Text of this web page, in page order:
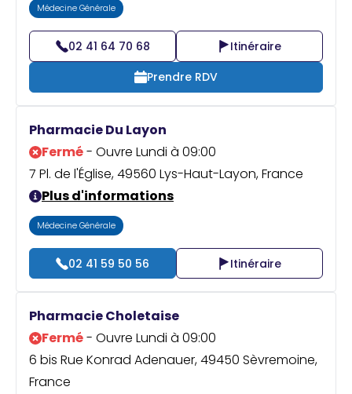
Médecine Générale
02 41 64 70 68
Itinéraire
Prendre RDV
Pharmacie Du Layon
Fermé- Ouvre Lundi à 09:00
7 Pl. de l'Église, 49560 Lys-Haut-Layon, France
Plus d'informations
Médecine Générale
02 41 59 50 56 Itinéraire
Pharmacie Choletaise
Fermé- Ouvre Lundi à 09:00
6 bis Rue Konrad Adenauer, 49450 Sèvremoine,
France